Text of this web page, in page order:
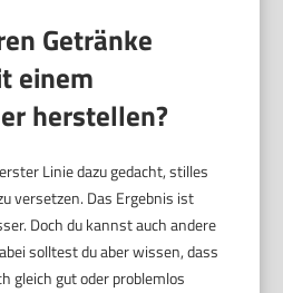
Getränke
einem
herstellen?
Linie dazu gedacht, stilles
versetzen. Das Ergebnis ist
Doch du kannst auch andere
solltest du aber wissen, dass
gleich gut oder problemlos